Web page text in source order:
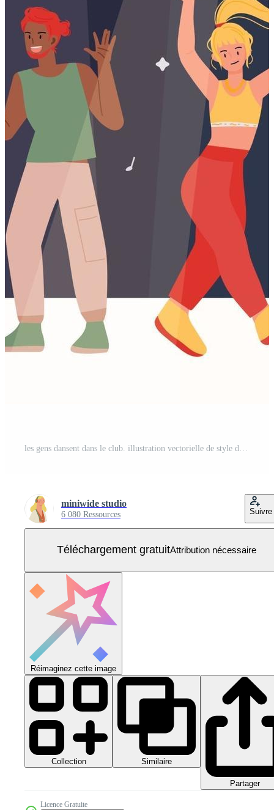
miniwide studio
6 080 Ressources Suivre
Téléchargement gratuitAttribution nécessaire
Réimaginez cette image
Collection Similaire
Partager
Licence Gratuite